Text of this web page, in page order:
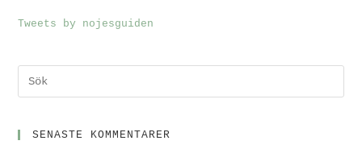
Tweets by nojesguiden
SENASTE KOMMENTARER